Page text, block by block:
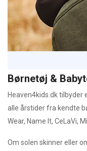
Børnetøj &
Heaven4kids.dk tilbyder
alle årstider fra kendte
Wear, Name It, CeLaVi,
Om solen skinner eller